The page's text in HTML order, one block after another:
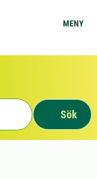
MENY
Sök